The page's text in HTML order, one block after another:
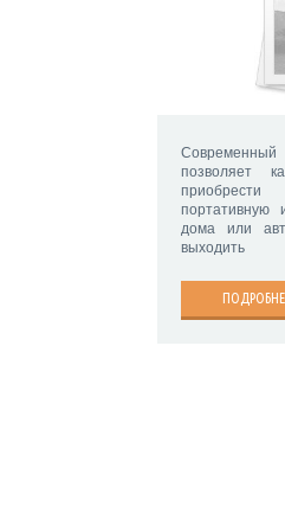
позволяет
портативную
дома или
выходить